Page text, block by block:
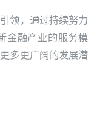
领，通过持续努力
金融产业的服务模
多更广阔的发展潜